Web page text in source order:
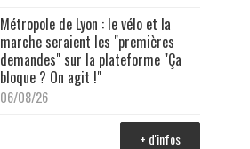
Métropole de Lyon : le vélo et la
marche seraient les "premières
demandes" sur la plateforme "Ça
bloque ? On agit !"
06/08/26
+ d'infos